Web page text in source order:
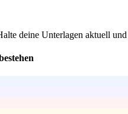
deine Unterlagen aktuell